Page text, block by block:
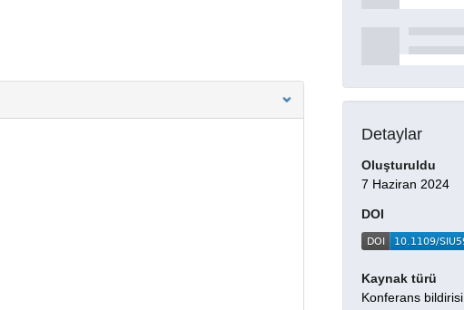
Detaylar
Oluşturuldu
7 Haziran 2024
DOI
Kaynak türü
Konferans bildirisi